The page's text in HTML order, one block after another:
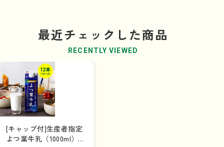
最近チェックした商品
RECENTLY VIEWED
[キャップ付]生産者指定
よつ葉牛乳（1000ml）